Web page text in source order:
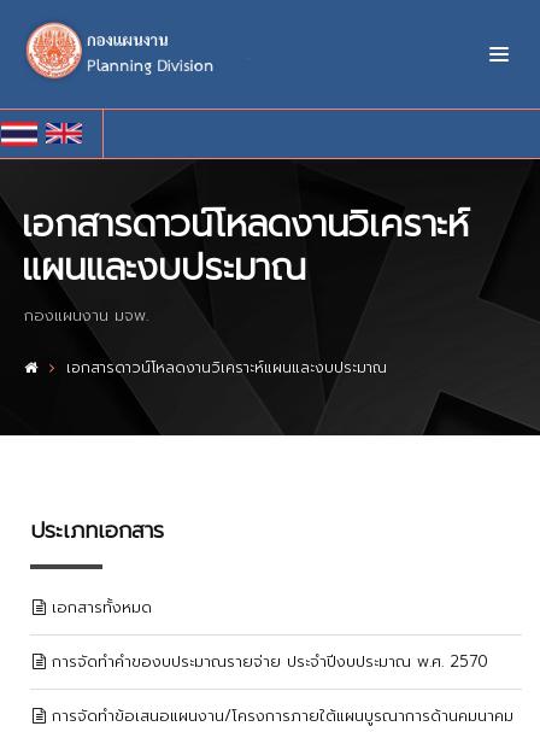
เอกสารดาวน์โหลดงานวิเคราะห์
แผนและงบประมาณ
กองแผนงาน มจพ.
เอกสารดาวน์โหลดงานวิเคราะห์แผนและงบประมาณ
ประเภทเอกสาร
เอกสารทั้งหมด
การจัดทำคำของบประมาณรายจ่าย ประจำปีงบประมาณ พ.ศ. 2570
การจัดทำข้อเสนอแผนงาน/โครงการภายใต้แผนบูรณาการด้านคมนาคม